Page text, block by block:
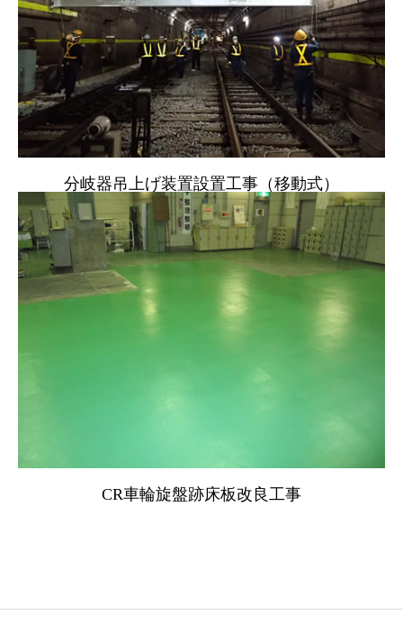
分岐器吊上げ装置設置工事（移動式）
CR車輪旋盤跡床板改良工事